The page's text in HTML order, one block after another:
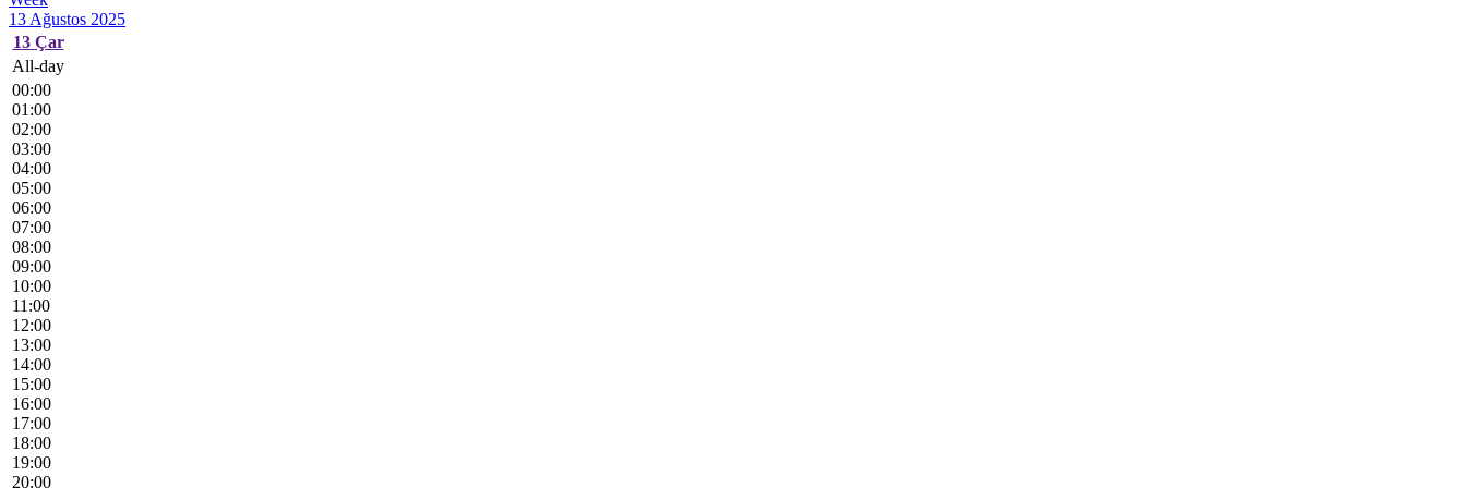
13 Ağustos 2025
13 Çar
All-day
00:00
01:00
02:00
03:00
04:00
05:00
06:00
07:00
08:00
09:00
10:00
11:00
12:00
13:00
14:00
15:00
16:00
17:00
18:00
19:00
20:00